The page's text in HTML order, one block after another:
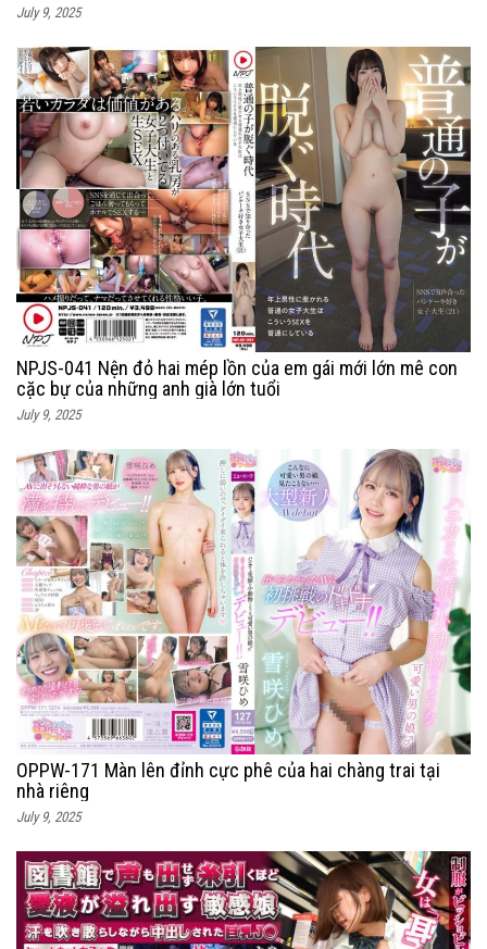
July 9, 2025
NPJS-041 Nện đỏ hai mép lồn của em gái mới lớn mê con
cặc bự của những anh già lớn tuổi
July 9, 2025
OPPW-171 Màn lên đỉnh cực phê của hai chàng trai tại
nhà riêng
July 9, 2025